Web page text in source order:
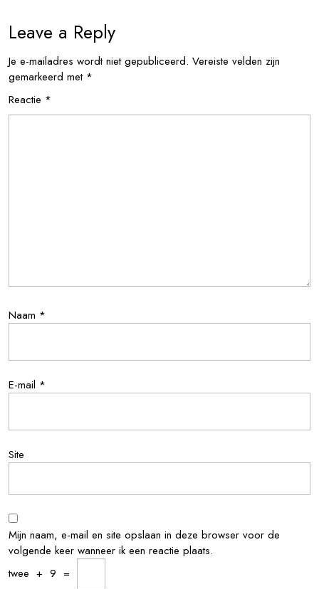
Leave a Reply
Je e-mailadres wordt niet gepubliceerd. Vereiste velden zijn
gemarkeerd met *
Reactie *
Naam *
E-mail *
Site
Mijn naam, e-mail en site opslaan in deze browser voor de
volgende keer wanneer ik een reactie plaats.
twee + 9 =